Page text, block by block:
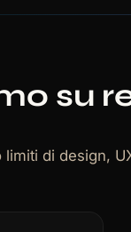
su
limiti di design,